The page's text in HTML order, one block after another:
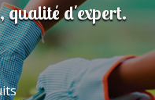
qualité d'expert.